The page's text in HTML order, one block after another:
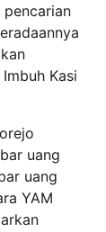
Kasi
uang
uang
YAM